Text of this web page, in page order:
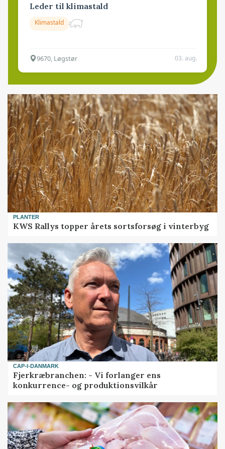
Leder til klimastald
Klimastald
9670, Løgstør 03. aug.
PLANTER
KWS Rallys topper årets sortsforsøg i vinterbyg
CAP-I-DANMARK
Fjerkræbranchen: - Vi forlanger ens
konkurrence- og produktionsvilkår